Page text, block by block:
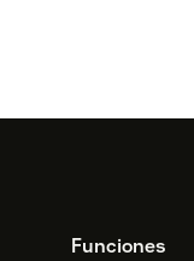
Funciones